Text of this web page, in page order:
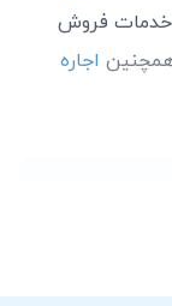
خدمات فروش
اجاره